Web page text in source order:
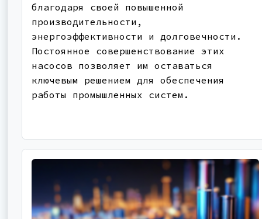
благодаря своей повышенной
производительности,
энергоэффективности и долговечности.
Постоянное совершенствование этих
насосов позволяет им оставаться
ключевым решением для обеспечения
работы промышленных систем.